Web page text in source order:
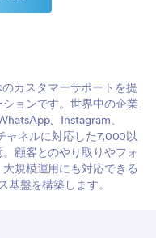
カスタマーサポートを提
ョンです。世界中の企業
、Instagram、
ャネルに対応した7,000以
顧客とのやり取りやフォ
規模運用にも対応できる
基盤を構築します。